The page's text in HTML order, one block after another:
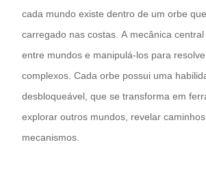
cada mundo existe dentro de um orbe
carregado nas costas. A mecânica
entre mundos e manipulá-los para
complexos. Cada orbe possui uma
desbloqueável, que se transforma em
explorar outros mundos, revelar
mecanismos.